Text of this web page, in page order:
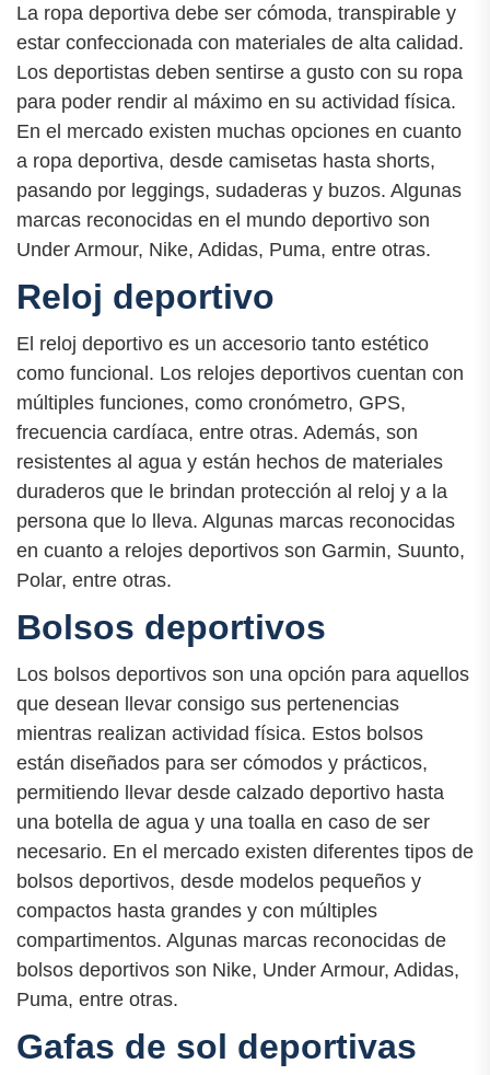
La ropa deportiva debe ser cómoda, transpirable y
estar confeccionada con materiales de alta calidad.
Los deportistas deben sentirse a gusto con su ropa
para poder rendir al máximo en su actividad física.
En el mercado existen muchas opciones en cuanto
a ropa deportiva, desde camisetas hasta shorts,
pasando por leggings, sudaderas y buzos. Algunas
marcas reconocidas en el mundo deportivo son
Under Armour, Nike, Adidas, Puma, entre otras.
Reloj deportivo
El reloj deportivo es un accesorio tanto estético
como funcional. Los relojes deportivos cuentan con
múltiples funciones, como cronómetro, GPS,
frecuencia cardíaca, entre otras. Además, son
resistentes al agua y están hechos de materiales
duraderos que le brindan protección al reloj y a la
persona que lo lleva. Algunas marcas reconocidas
en cuanto a relojes deportivos son Garmin, Suunto,
Polar, entre otras.
Bolsos deportivos
Los bolsos deportivos son una opción para aquellos
que desean llevar consigo sus pertenencias
mientras realizan actividad física. Estos bolsos
están diseñados para ser cómodos y prácticos,
permitiendo llevar desde calzado deportivo hasta
una botella de agua y una toalla en caso de ser
necesario. En el mercado existen diferentes tipos de
bolsos deportivos, desde modelos pequeños y
compactos hasta grandes y con múltiples
compartimentos. Algunas marcas reconocidas de
bolsos deportivos son Nike, Under Armour, Adidas,
Puma, entre otras.
Gafas de sol deportivas